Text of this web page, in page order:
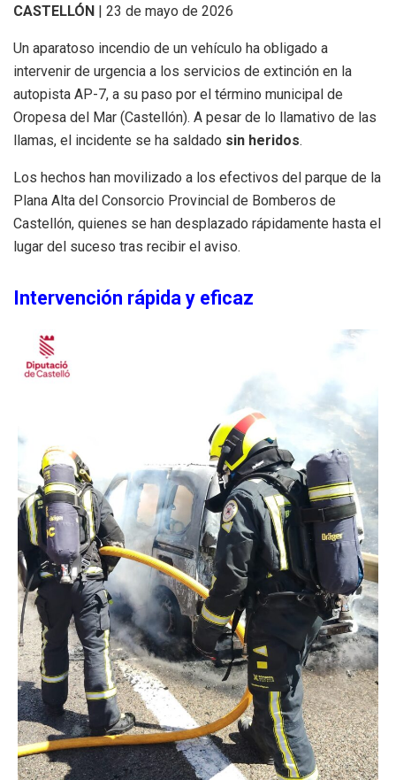
CASTELLÓN | 23 de mayo de 2026
Un aparatoso incendio de un vehículo ha obligado a
intervenir de urgencia a los servicios de extinción en la
autopista AP-7, a su paso por el término municipal de
Oropesa del Mar (Castellón). A pesar de lo llamativo de las
llamas, el incidente se ha saldado sin heridos.
Los hechos han movilizado a los efectivos del parque de la
Plana Alta del Consorcio Provincial de Bomberos de
Castellón, quienes se han desplazado rápidamente hasta el
lugar del suceso tras recibir el aviso.
Intervención rápida y eficaz